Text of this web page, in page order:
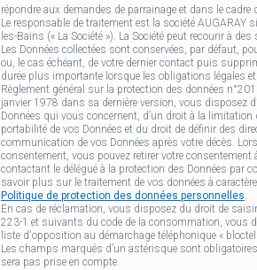
répondre aux demandes de parrainage et dans le cadre
Le responsable de traitement est la société
les-Bains (« La Société »). La Société peut recourir à
Les Données collectées sont conservées, par défaut,
ou, le cas échéant, de votre dernier contact puis
durée plus importante lorsque les obligations légales
Règlement général sur la protection des données
janvier 1978 dans sa dernière version, vous disposez
Données qui vous concernent, d’un droit à la
portabilité de vos Données et du droit de définir des
communication de vos Données après votre décès.
consentement, vous pouvez retirer votre
contactant le délégué à la protection des Données par
savoir plus sur le traitement de vos données à
Politique de protection des données personnelles.
En cas de réclamation, vous disposez du droit de
223-1 et suivants du code de la consommation, vous
liste d'opposition au démarchage téléphonique « bloctel
Les champs marqués d’un astérisque sont
sera pas prise en compte.